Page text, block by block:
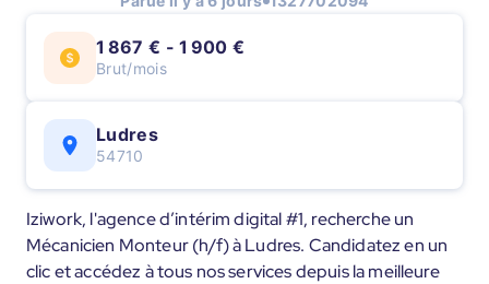
1 867 € - 1 900 €
Brut/mois
Ludres
54710
Iziwork, l'agence d’intérim digital #1, recherche un
Mécanicien Monteur (h/f) à Ludres. Candidatez en un
clic et accédez à tous nos services depuis la meilleure